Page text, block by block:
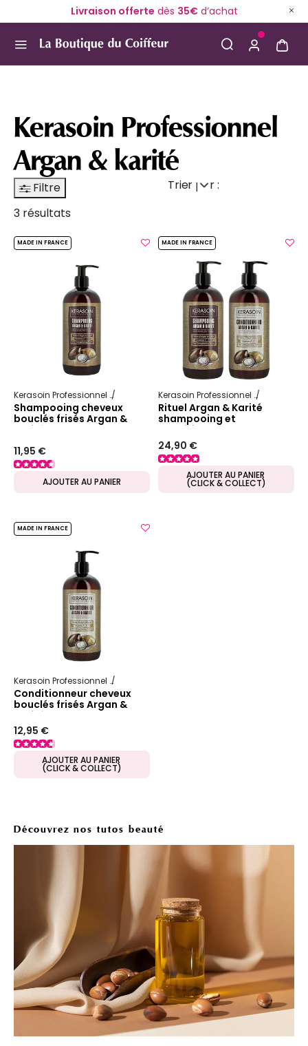
Livraison offerte dès 35€d’achat
Kerasoin Professionnel
Argan & karité
Trier par :
Filtre
3 résultats
MADE IN FRANCE
Kerasoin Professionnel Argan & karité
Shampooing cheveux
bouclés frisés Argan &
Karité
11,95 €
AJOUTER AU PANIER
MADE IN FRANCE
Kerasoin Professionnel
Rituel Argan & Karité
shampooing et
conditionneur
24,90 €
AJOUTER AU PANIER
(CLICK & COLLECT)
MADE IN FRANCE
Kerasoin Professionnel
Conditionneur cheveux
bouclés frisés Argan &
Karité
12,95 €
AJOUTER AU PANIER
(CLICK & COLLECT)
Découvrez nos tutos beauté